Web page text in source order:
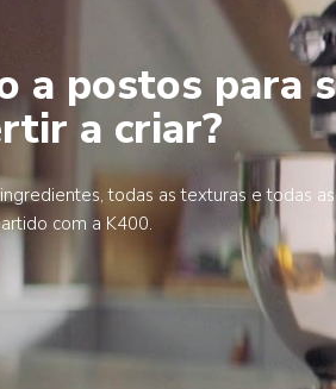
a postos para
a criar?
todas as texturas e todas
com a K400.